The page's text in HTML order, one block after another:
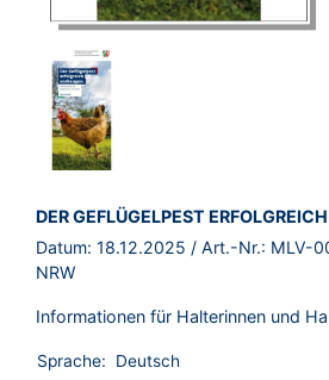
BROSCHÜRE:
DER GEFLÜGELPEST
Datum: 18.12.2025 / Art.-Nr.: MLV-
NRW
Informationen für Halterinnen und
Sprache: Deutsch